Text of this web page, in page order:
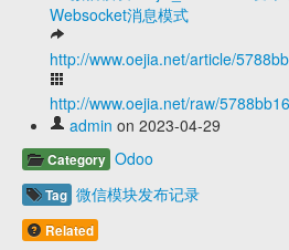
Websocket消息模式
http://www.oejia.net/article/
http://www.oejia.net/raw/
admin on 2023-04-29
Category Odoo
Tag 微信模块发布记录
Related